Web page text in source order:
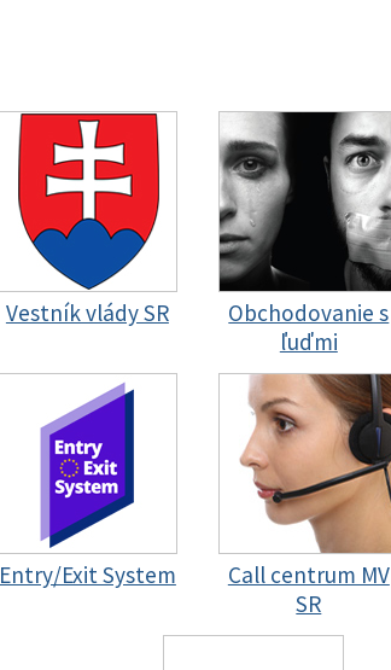
Vestník vlády SR
Obchodovanie s
ľuďmi
Entry/Exit System
Call centrum MV
SR